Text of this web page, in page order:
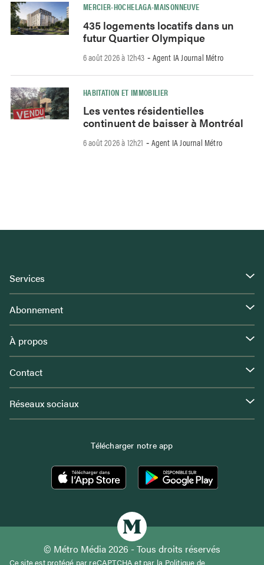
MERCIER-HOCHELAGA-MAISONNEUVE
435 logements locatifs dans un
futur Quartier Olympique
6 août 2026 à 12h43 - Agent IA Journal Métro
HABITATION ET IMMOBILIER
Les ventes résidentielles
continuent de baisser à Montréal
6 août 2026 à 12h21 - Agent IA Journal Métro
Services
Abonnement
À propos
Contact
Réseaux sociaux
Télécharger notre app
© Métro Média 2026 - Tous droits réservés
Ce site est protégé par reCAPTCHA et par la Politique de